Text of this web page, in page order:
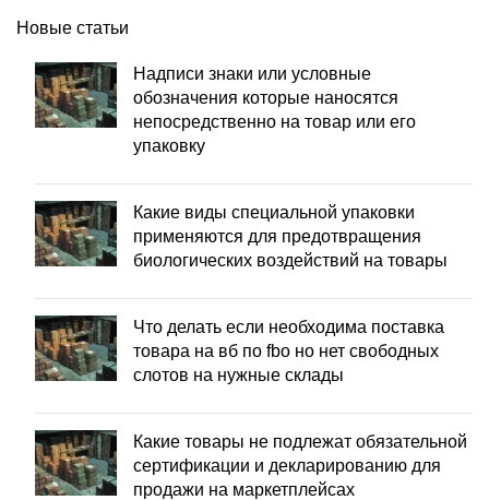
Новые статьи
Надписи знаки или условные
обозначения которые наносятся
непосредственно на товар или его
упаковку
Какие виды специальной упаковки
применяются для предотвращения
биологических воздействий на товары
Что делать если необходима поставка
товара на вб по fbo но нет свободных
слотов на нужные склады
Какие товары не подлежат обязательной
сертификации и декларированию для
продажи на маркетплейсах